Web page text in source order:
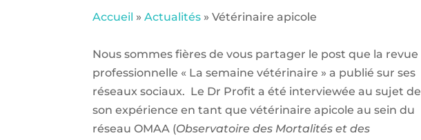
Accueil »Actualités »Vétérinaire apicole
Nous sommes fières de vous partager le post que la revue
professionnelle « La semaine vétérinaire » a publié sur ses
réseaux sociaux. Le Dr Profit a été interviewée au sujet de
son expérience en tant que vétérinaire apicole au sein du
réseau OMAA (Observatoire des Mortalités et des